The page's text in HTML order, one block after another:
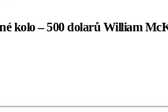
kolo – 500 dolarů William